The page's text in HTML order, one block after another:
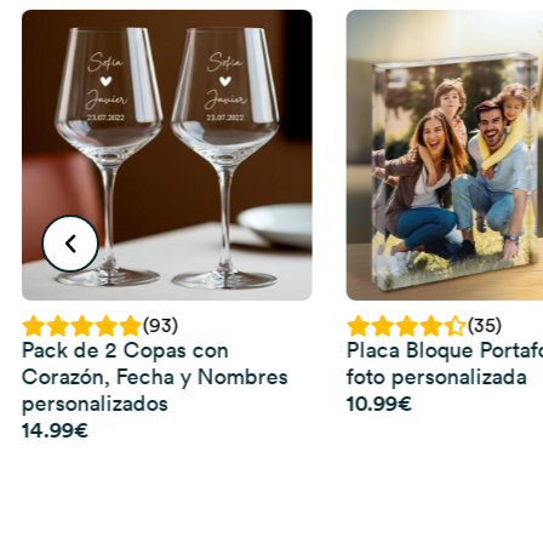
(93)
Pack de 2 Copas con
Corazón, Fecha y Nombres
personalizados
14.99€
(35)
Placa Bloque
foto personalizada
10.99€